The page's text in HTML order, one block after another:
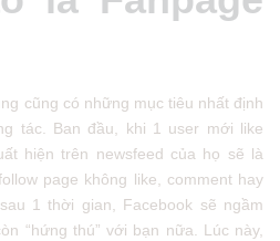
cũng có những mục tiêu nhất định
tác. Ban đầu, khi 1 user mới like
hiện trên newsfeed của họ sẽ là
page không like, comment hay
1 thời gian, Facebook sẽ ngầm
“hứng thú” với bạn nữa. Lúc này,